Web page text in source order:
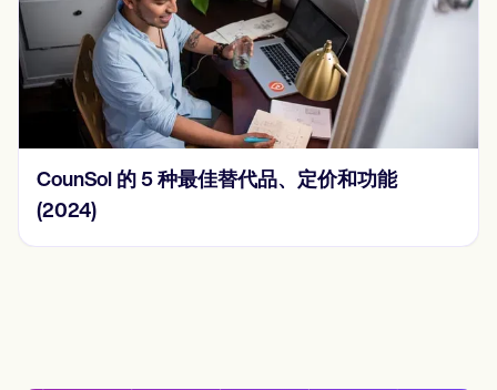
CounSol 的 5 种最佳替代品、定价和功能
(2024)